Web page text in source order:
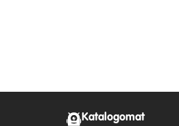
Katalogomat